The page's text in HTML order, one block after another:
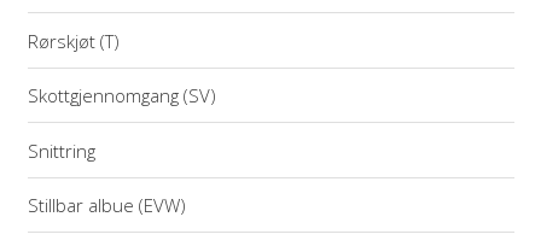
Rørskjøt (T)
Skottgjennomgang (SV)
Snittring
Stillbar albue (EVW)